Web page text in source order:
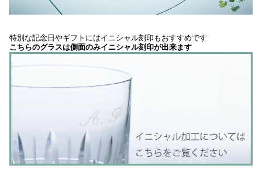
特別な記念日やギフトにはイニシャル刻印もおすすめです
こちらのグラスは側面のみイニシャル刻印が出来ます